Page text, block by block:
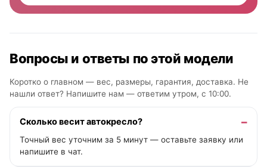
Вопросы и ответы по этой модели
Коротко о главном — вес, размеры, гарантия, доставка. Не
нашли ответ? Напишите нам — ответим утром, с 10:00.
Сколько весит автокресло?
Точный вес уточним за 5 минут — оставьте заявку или
напишите в чат.